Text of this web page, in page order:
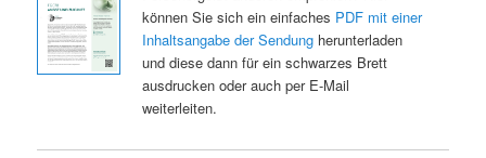
können Sie sich ein einfaches PDF mit einer
Inhaltsangabe der Sendungherunterladen
und diese dann für ein schwarzes Brett
ausdrucken oder auch per E-Mail
weiterleiten.